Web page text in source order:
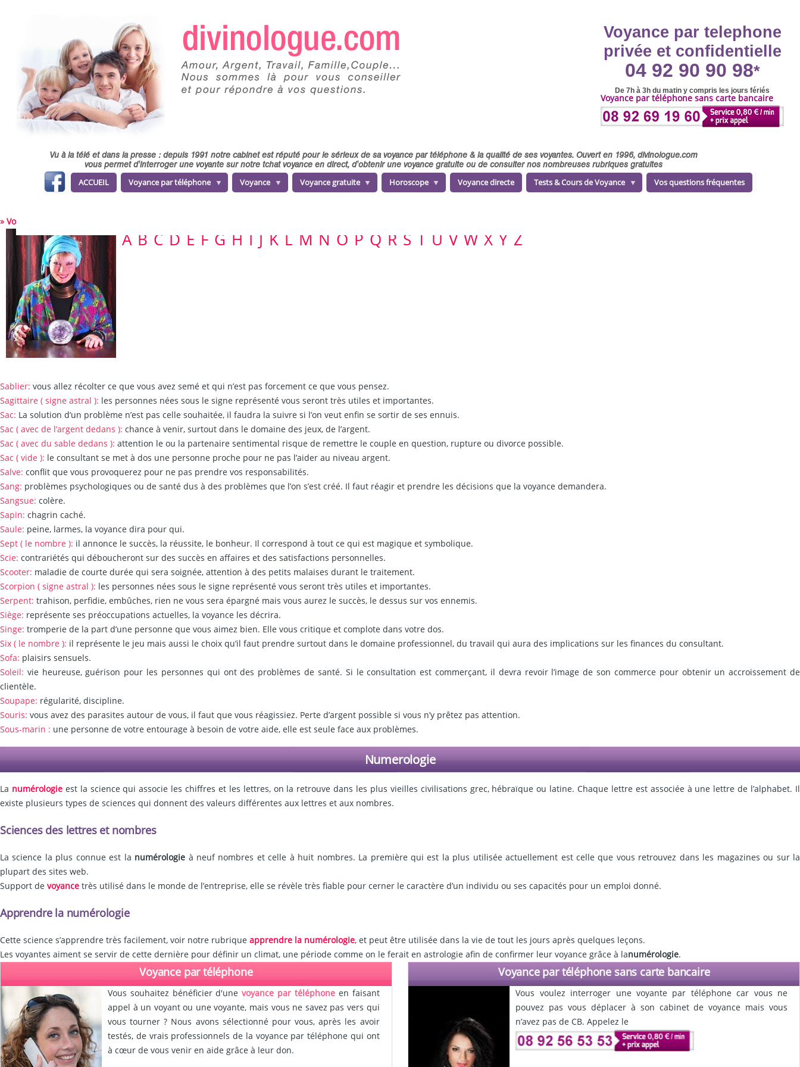
Voyance par telephone
privée et confidentielle
04 92 90 90 98*
De 7h à 3h du matin y compris les jours fériés
Voyance par téléphone sans carte bancaire
Vu à la télé et dans la presse : depuis 1991 notre cabinet est réputé pour le sérieux de sa voyance par téléphone & la qualité de ses voyantes. Ouvert en 1996, divinologue.com
vous permet d'interroger une voyante sur notre tchat voyance en direct, d'obtenir une voyance gratuite ou de consulter nos nombreuses rubriques gratuites
fa
ce
b
ACCUEIL Voyance par téléphone Voyance Voyance gratuite Horoscope Voyance directe Tests & Cours de Voyance Vos questions fréquentes
» Voir nos voyants et voyantes
A B C D E F G H I J K L M N O P Q R S T U V W X Y Z
Sablier: vous allez récolter ce que vous avez semé et qui n’est pas forcement ce que vous pensez.
Sagittaire ( signe astral ): les personnes nées sous le signe représenté vous seront très utiles et importantes.
Sac: La solution d’un problème n’est pas celle souhaitée, il faudra la suivre si l’on veut enfin se sortir de ses ennuis.
Sac ( avec de l’argent dedans ): chance à venir, surtout dans le domaine des jeux, de l’argent.
Sac ( avec du sable dedans ): attention le ou la partenaire sentimental risque de remettre le couple en question, rupture ou divorce possible.
Sac ( vide ): le consultant se met à dos une personne proche pour ne pas l’aider au niveau argent.
Salve: conflit que vous provoquerez pour ne pas prendre vos responsabilités.
Sang: problèmes psychologiques ou de santé dus à des problèmes que l’on s’est créé. Il faut réagir et prendre les décisions que la voyance demandera.
Sangsue: colère.
Sapin: chagrin caché.
Saule: peine, larmes, la voyance dira pour qui.
Sept ( le nombre ): il annonce le succès, la réussite, le bonheur. Il correspond à tout ce qui est magique et symbolique.
Scie: contrariétés qui déboucheront sur des succès en affaires et des satisfactions personnelles.
Scooter: maladie de courte durée qui sera soignée, attention à des petits malaises durant le traitement.
Scorpion ( signe astral ): les personnes nées sous le signe représenté vous seront très utiles et importantes.
Serpent: trahison, perfidie, embûches, rien ne vous sera épargné mais vous aurez le succès, le dessus sur vos ennemis.
Siège: représente ses préoccupations actuelles, la voyance les décrira.
Singe: tromperie de la part d’une personne que vous aimez bien. Elle vous critique et complote dans votre dos.
Six ( le nombre ): il représente le jeu mais aussi le choix qu’il faut prendre surtout dans le domaine professionnel, du travail qui aura des implications sur les finances du consultant.
Sofa: plaisirs sensuels.
Soleil: vie heureuse, guérison pour les personnes qui ont des problèmes de santé. Si le consultation est commerçant, il devra revoir l’image de son commerce pour obtenir un accroissement de
clientèle.
Soupape: régularité, discipline.
Souris: vous avez des parasites autour de vous, il faut que vous réagissiez. Perte d’argent possible si vous n’y prêtez pas attention.
Sous-marin : une personne de votre entourage à besoin de votre aide, elle est seule face aux problèmes.
Numerologie
La numérologieest la science qui associe les chiffres et les lettres, on la retrouve dans les plus vieilles civilisations grec, hébraïque ou latine. Chaque lettre est associée à une lettre de l’alphabet. Il
existe plusieurs types de sciences qui donnent des valeurs différentes aux lettres et aux nombres.
Sciences des lettres et nombres
La science la plus connue est la numérologie à neuf nombres et celle à huit nombres. La première qui est la plus utilisée actuellement est celle que vous retrouvez dans les magazines ou sur la
plupart des sites web.
Support de voyance très utilisé dans le monde de l’entreprise, elle se révèle très fiable pour cerner le caractère d’un individu ou ses capacités pour un emploi donné.
Apprendre la numérologie
Cette science s’apprendre très facilement, voir notre rubrique apprendre la numérologie, et peut être utilisée dans la vie de tout les jours après quelques leçons.
Les voyantes aiment se servir de cette dernière pour définir un climat, une période comme on le ferait en astrologie afin de confirmer leur voyance grâce à lanumérologie.
Voyance par téléphone
Vous souhaitez bénéficier d'unevoyance par téléphoneen faisant
appel à un voyant ou une voyante, mais vous ne savez pas vers qui
vous tourner ? Nous avons sélectionné pour vous, après les avoir
testés, de vrais professionnels de la voyance par téléphone qui ont
à cœur de vous venir en aide grâce à leur don.
Voyance par téléphone sans carte bancaire
Vous voulez interroger une voyante par téléphone car vous ne
pouvez pas vous déplacer à son cabinet de voyance mais vous
n’avez pas de CB. Appelez le